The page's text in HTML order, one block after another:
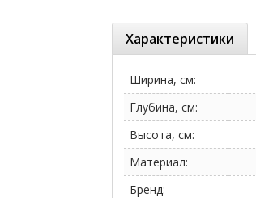
Характеристики
Ширина, см:
Глубина, см:
Высота, см:
Материал:
Бренд: